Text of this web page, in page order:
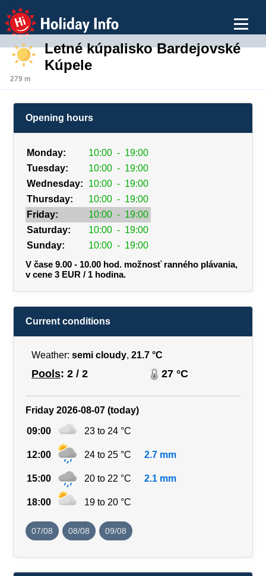
Holiday Info
Letné kúpalisko Bardejovské
Kúpele
279 m
Opening hours
Monday: 10:00 - 19:00
Tuesday:
10:00 - 19:00
Wednesday:
10:00 - 19:00
Thursday:
10:00 - 19:00
Friday:
10:00 - 19:00
Saturday:
10:00 - 19:00
Sunday:
10:00 - 19:00
V čase 9.00 - 10.00 hod. možnosť ranného plávania,
v cene 3 EUR / 1 hodina.
Current conditions
Weather: semi cloudy, 21.7 °C
Pools: 2 / 2 27 °C
Friday 2026-08-07 (today)
09:00 23 to 24 °C
12:00 24 to 25 °C 2.7 mm
15:00 20 to 22 °C 2.1 mm
18:00 19 to 20 °C
07/08 08/08 09/08